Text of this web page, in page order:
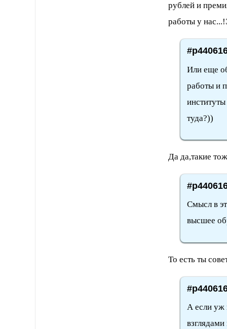
рублей и
работы у
Или еще
работы и
туда?))
Да да,такие
Смысл в
высшее
То есть ты
А если уж